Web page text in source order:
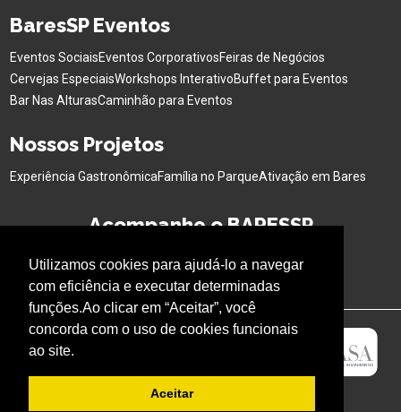
Utilizamos cookies para ajudá-lo a navegar
com eficiência e executar determinadas
funções.Ao clicar em “Aceitar”, você
concorda com o uso de cookies funcionais
ao site.
Aceitar
BaresSP Eventos
Eventos SociaisEventos CorporativosFeiras de Negócios
Cervejas EspeciaisWorkshops InterativoBuffet para Eventos
Bar Nas AlturasCaminhão para Eventos
Nossos Projetos
Experiência GastronômicaFamília no ParqueAtivação em Bares
Acompanhe o BARESSP